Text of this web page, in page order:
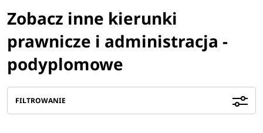
Zobacz inne kierunki
prawnicze i administracja -
podyplomowe
FILTROWANIE